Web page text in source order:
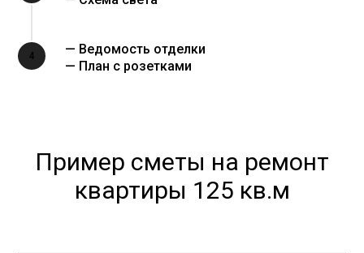
4
— Ведомость отделки
— План с розетками
Пример сметы на ремонт
квартиры 125 кв.м